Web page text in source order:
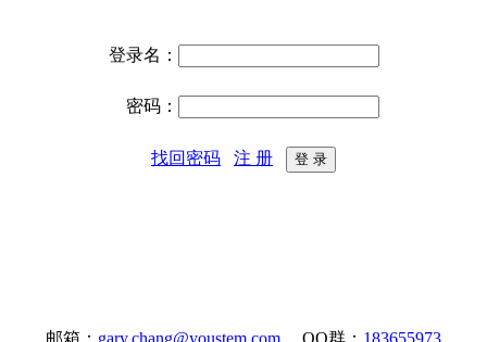
登录名：
密码：
找回密码 注 册
邮箱： gary.chang@youstem.com ， QQ群： 183655973